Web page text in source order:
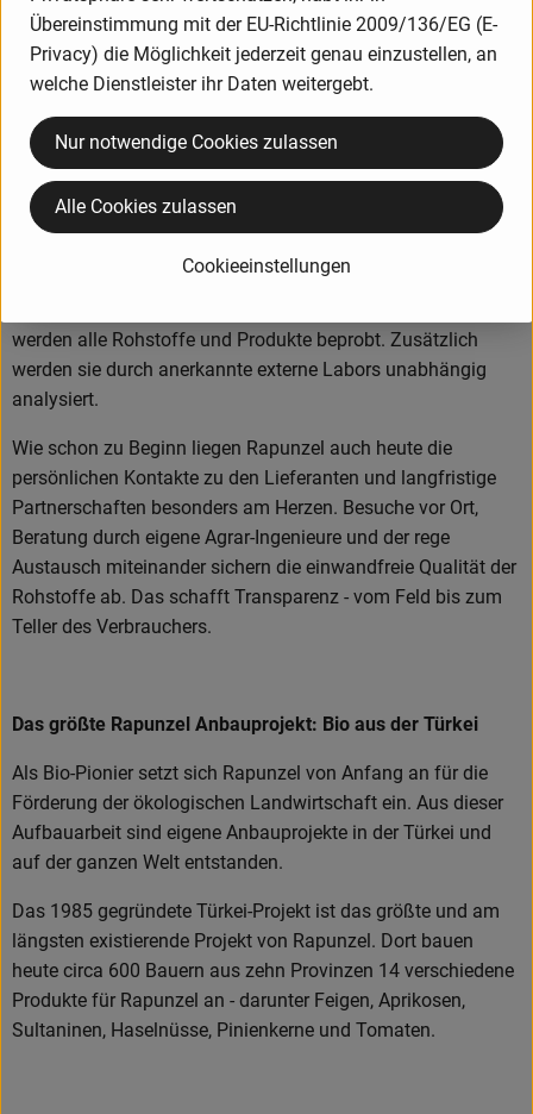
Erzeugnisse wie Teigwaren, Speiseöle, Schokoladen und
Kaffee zum Kernsortiment. Die Hälfte dieser Produkte wird in
Legau im Allgäu hergestellt oder verarbeitet.
Produkte in bester Bio-Qualität
Produktqualität steht bei Rapunzel an erster Stelle. Das
Schlüsselposition im Unternehmen ein. Die Kontrollen der
werden alle Rohstoffe und Produkte beprobt. Zusätzlich
werden sie durch anerkannte externe Labors unabhängig
analysiert.
Wie schon zu Beginn liegen Rapunzel auch heute die
persönlichen Kontakte zu den Lieferanten und langfristige
Partnerschaften besonders am Herzen. Besuche vor Ort,
Beratung durch eigene Agrar-Ingenieure und der rege
Austausch miteinander sichern die einwandfreie Qualität der
Rohstoffe ab. Das schafft Transparenz - vom Feld bis zum
Teller des Verbrauchers.
Das größte Rapunzel Anbauprojekt: Bio aus der Türkei
Als Bio-Pionier setzt sich Rapunzel von Anfang an für die
Förderung der ökologischen Landwirtschaft ein. Aus dieser
Aufbauarbeit sind eigene Anbauprojekte in der Türkei und
auf der ganzen Welt entstanden.
Das 1985 gegründete Türkei-Projekt ist das größte und am
längsten existierende Projekt von Rapunzel. Dort bauen
heute circa 600 Bauern aus zehn Provinzen 14 verschiedene
Produkte für Rapunzel an - darunter Feigen, Aprikosen,
Sultaninen, Haselnüsse, Pinienkerne und Tomaten.
Übereinstimmung mit der EU-Richtlinie 2009/136/EG (E-
Privacy) die Möglichkeit jederzeit genau einzustellen, an
welche Dienstleister ihr Daten weitergebt.
Cookieeinstellungen
Nur notwendige Cookies zulassen
Alle Cookies zulassen